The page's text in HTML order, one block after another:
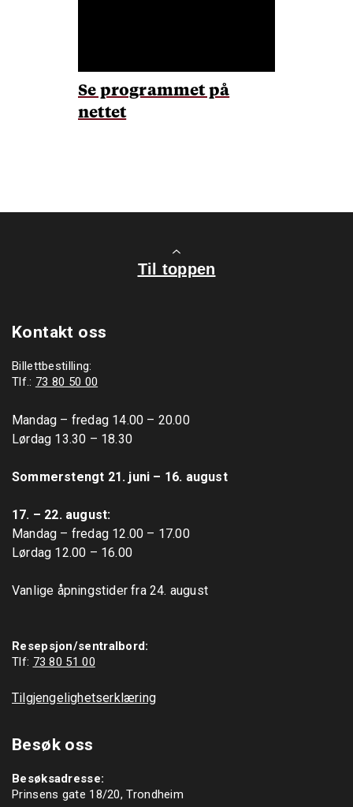
Se programmet på
nettet
Til toppen
Kontakt oss
Billettbestilling:
Tlf.: 73 80 50 00
Mandag – fredag 14.00 – 20.00
Lørdag 13.30 – 18.30
Sommerstengt 21. juni – 16. august
17. – 22. august:
Mandag – fredag 12.00 – 17.00
Lørdag 12.00 – 16.00
Vanlige åpningstider fra 24. august
Resepsjon/sentralbord:
Tlf: 73 80 51 00
Tilgjengelighetserklæring
Besøk oss
Besøksadresse:
Prinsens gate 18/20, Trondheim